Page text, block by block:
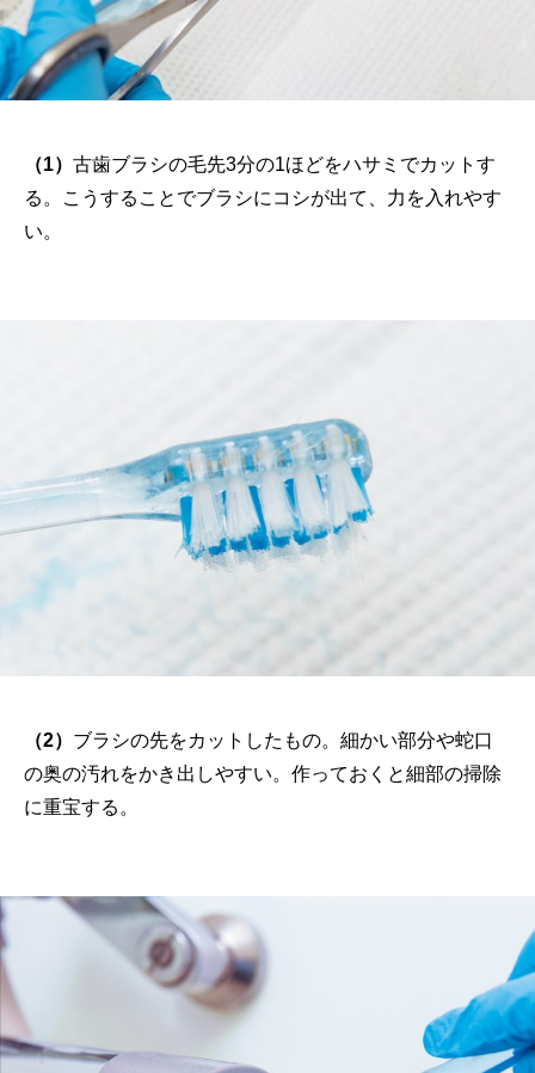
（1） 古歯ブラシの毛先3分の1ほどをハサミでカットす
る。こうすることでブラシにコシが出て、力を入れやす
い。
（2） ブラシの先をカットしたもの。細かい部分や蛇口
の奥の汚れをかき出しやすい。作っておくと細部の掃除
に重宝する。